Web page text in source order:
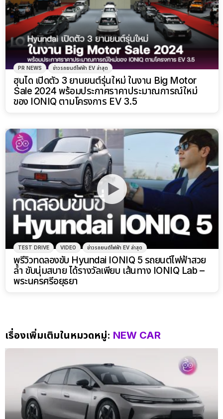
PR NEWS ข่าวรถยนต์ไฟฟ้า EV ล่าสุด
ฮุนได เปิดตัว 3 ยานยนต์รุ่นใหม่ ในงาน Big Motor
Sale 2024 พร้อมประกาศราคาประมาณการณ์ใหม่
ของ IONIQ ตามโครงการ EV 3.5
TEST DRIVE VIDEO ข่าวรถยนต์ไฟฟ้า EV ล่าสุด
พรีวิวทดลองขับ Hyundai IONIQ 5 รถยนต์ไฟฟ้าสวย
ล้ำ ขับนุ่มสบาย ได้รางวัลเพียบ เส้นทาง IONIQ Lab –
พระนครศรีอยุธยา
เรื่องเพิ่มเติมในหมวดหมู่: NEW CAR